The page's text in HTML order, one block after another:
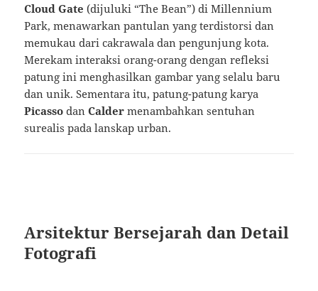
Cloud Gate (dijuluki “The Bean”) di Millennium
Park, menawarkan pantulan yang terdistorsi dan
memukau dari cakrawala dan pengunjung kota.
Merekam interaksi orang-orang dengan refleksi
patung ini menghasilkan gambar yang selalu baru
dan unik. Sementara itu, patung-patung karya
Picasso danCalder menambahkan sentuhan
surealis pada lanskap urban.
Arsitektur Bersejarah dan Detail
Fotografi